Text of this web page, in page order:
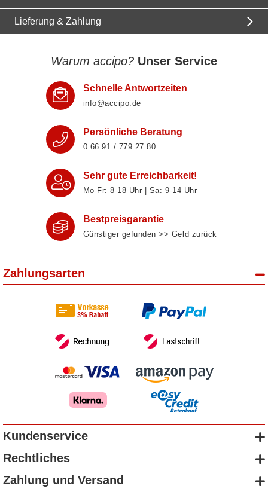
Lieferung & Zahlung
Warum accipo? Unser Service
Schnelle Antwortzeiten
info@accipo.de
Persönliche Beratung
0 66 91 / 779 27 80
Sehr gute Erreichbarkeit!
Mo-Fr: 8‑18 Uhr | Sa: 9‑14 Uhr
Bestpreisgarantie
Günstiger gefunden >> Geld zurück
Zahlungsarten
Kundenservice
Rechtliches
Zahlung und Versand